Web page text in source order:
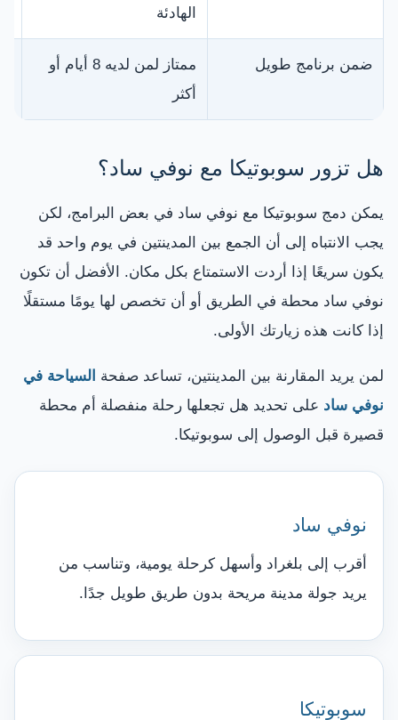
الهادئة
ضمن برنامج طويل
ممتاز لمن لديه 8 أيام أو
أكثر
هل تزور سوبوتيكا مع نوفي ساد؟
يمكن دمج سوبوتيكا مع نوفي ساد في بعض البرامج، لكن
يجب الانتباه إلى أن الجمع بين المدينتين في يوم واحد قد
يكون سريعًا إذا أردت الاستمتاع بكل مكان. الأفضل أن تكون
نوفي ساد محطة في الطريق أو أن تخصص لها يومًا مستقلًا
إذا كانت هذه زيارتك الأولى.
لمن يريد المقارنة بين المدينتين، تساعد صفحة السياحة في
نوفي ساد على تحديد هل تجعلها رحلة منفصلة أم محطة
قصيرة قبل الوصول إلى سوبوتيكا.
نوفي ساد
أقرب إلى بلغراد وأسهل كرحلة يومية، وتناسب من
يريد جولة مدينة مريحة بدون طريق طويل جدًا.
سوبوتيكا